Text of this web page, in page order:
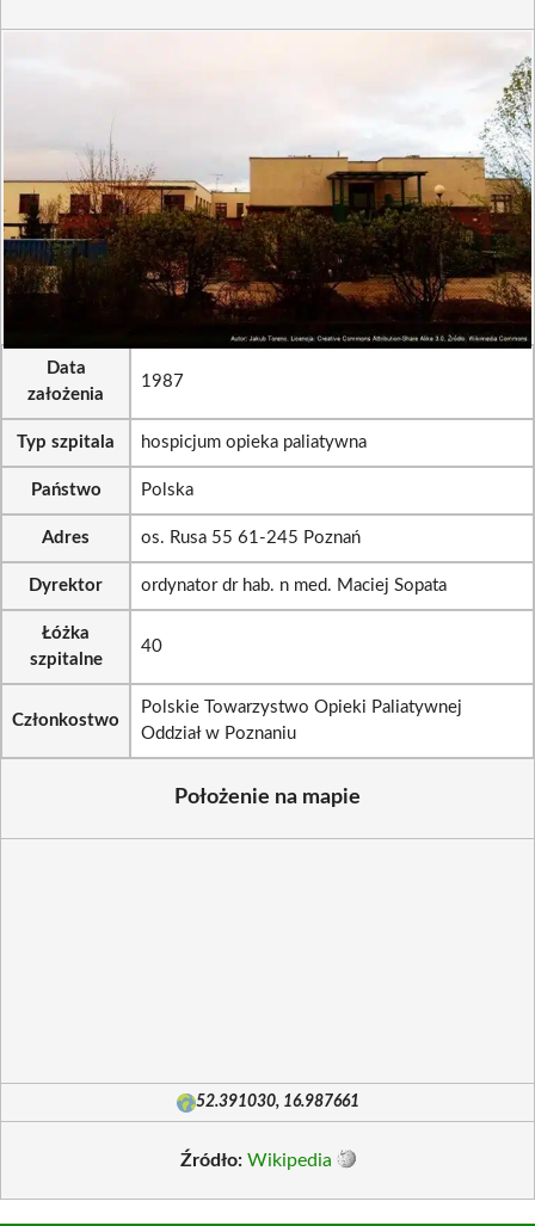
Data
założenia
1987
Typ szpitala hospicjum opieka paliatywna
Państwo Polska
Adres os. Rusa 55 61-245 Poznań
Dyrektor ordynator dr hab. n med. Maciej Sopata
Łóżka
szpitalne
40
Członkostwo
Polskie Towarzystwo Opieki Paliatywnej
Oddział w Poznaniu
Położenie na mapie
52.391030, 16.987661
Źródło: Wikipedia